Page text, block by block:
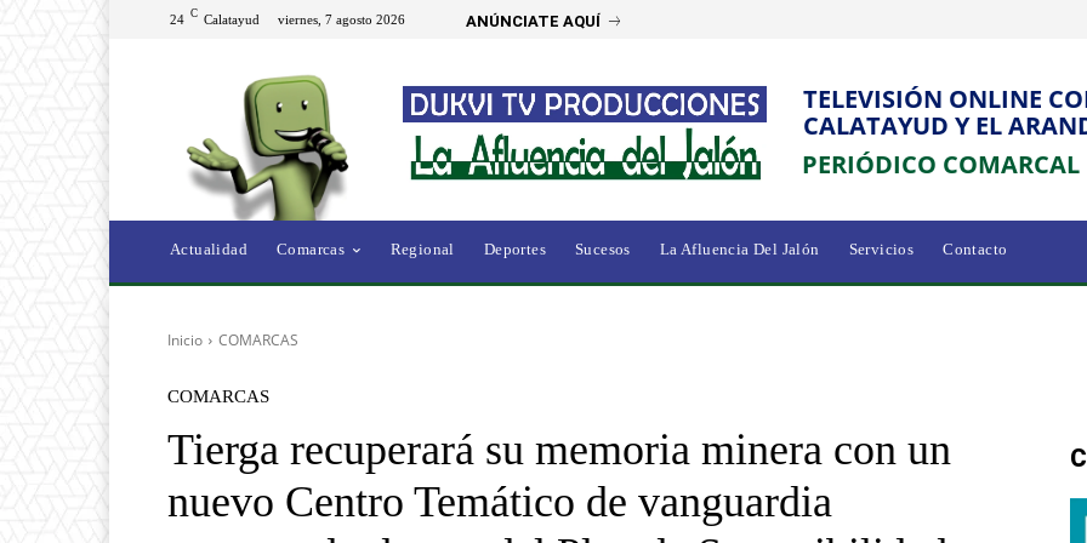
24 C Calatayud viernes, 7 agosto 2026 ANÚNCIATE AQUÍ
TELEVISIÓN ONLINE
CALATAYUD Y EL
PERIÓDICO
Actualidad Comarcas Regional Deportes Sucesos La Afluencia Del Jalón Servicios Contacto
Inicio COMARCAS
COMARCAS
Tierga recuperará su memoria minera con un
nuevo Centro Temático de vanguardia